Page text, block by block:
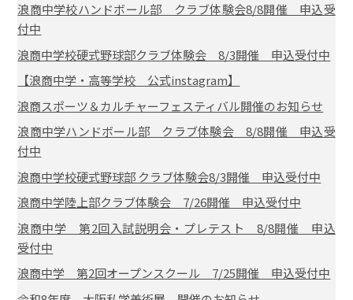
浪商中学校ハンドボール部 クラブ体験会8/8開催 申込受
付中
浪商中学校硬式野球部クラブ体験会 8/3開催 申込受付中
【浪商中学・高等学校 公式instagram】
浪商スポーツ＆カルチャーフェスティバル開催のお知らせ
浪商中学ハンドボール部 クラブ体験会 8/8開催 申込受
付中
浪商中学校硬式野球部 クラブ体験会8/3開催 申込受付中
浪商中学陸上部クラブ体験会 7/26開催 申込受付中
浪商中学 第2回入試説明会・プレテスト 8/8開催 申込
受付中
浪商中学 第2回オープンスクール 7/25開催 申込受付中